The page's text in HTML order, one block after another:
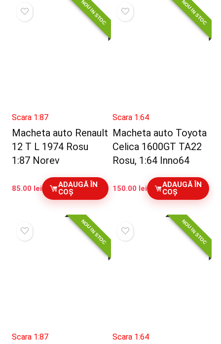
NOU IN STOC
Scara 1:87
Macheta auto Renault
12 T L 1974 Rosu
1:87 Norev
85.00 lei
ADAUGĂ ÎN
COȘ
NOU IN STOC
Scara 1:64
Macheta auto Toyota
Celica 1600GT TA22
Rosu, 1:64 Inno64
150.00 lei
ADAUGĂ ÎN
COȘ
NOU IN STOC
Scara 1:87
NOU IN STOC
Scara 1:64